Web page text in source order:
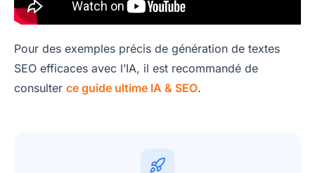
Pour des exemples précis de génération de textes
SEO efficaces avec l’IA, il est recommandé de
consulter ce guide ultime IA & SEO.